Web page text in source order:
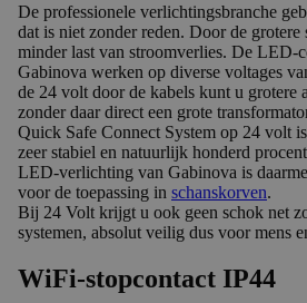
De professionele verlichtingsbranche
dat is niet zonder reden. Door de grotere
minder last van stroomverlies. De LED-
Gabinova werken op diverse voltages
de 24 volt door de kabels kunt u grotere
zonder daar direct een grote
Quick Safe Connect System op 24 volt
zeer stabiel en natuurlijk honderd
LED-verlichting van Gabinova is
voor de toepassing in schanskorven.
Bij 24 Volt krijgt u ook geen schok net
systemen, absolut veilig dus voor mens
WiFi-stopcontact IP44